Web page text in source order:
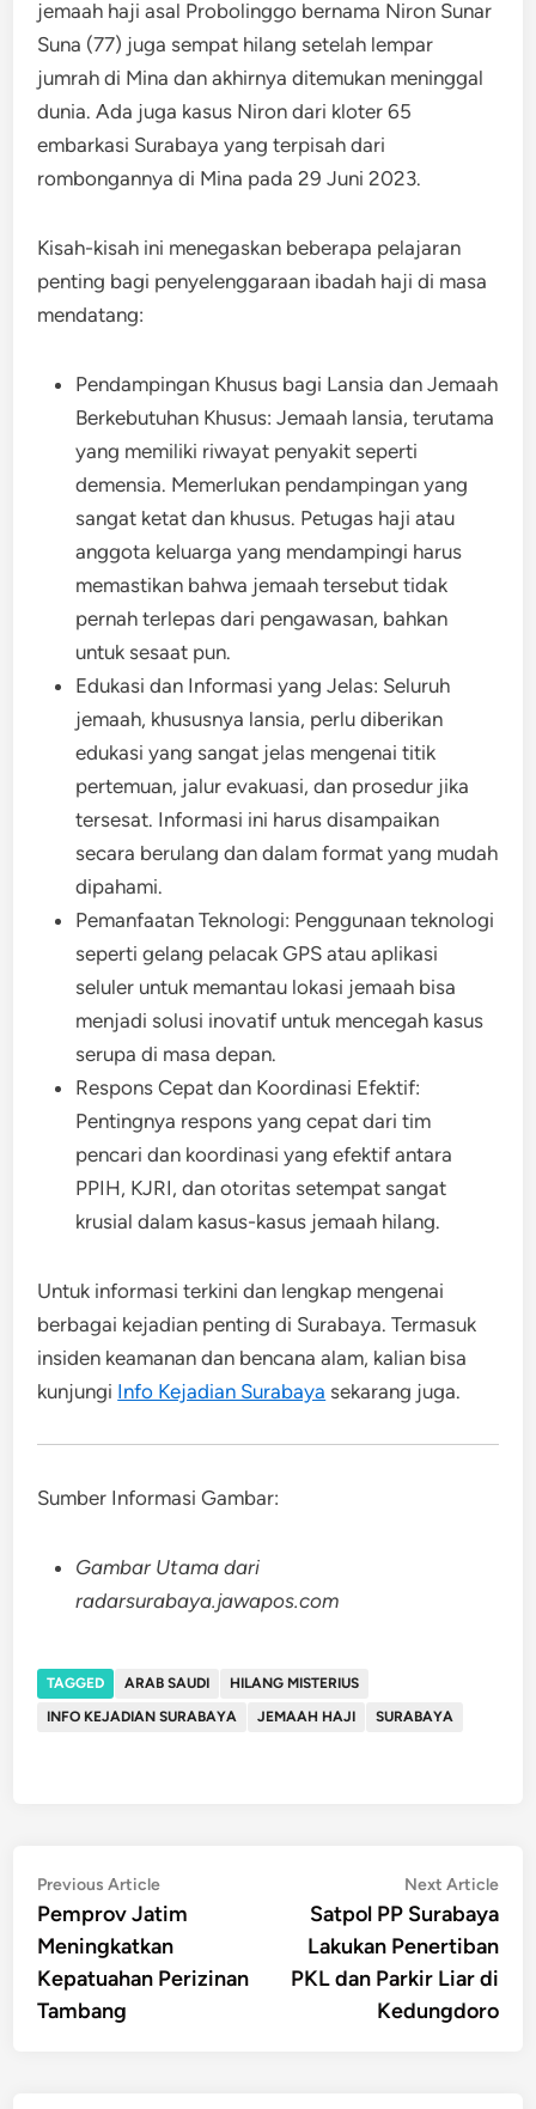
jemaah haji asal Probolinggo bernama Niron Sunar
Suna (77) juga sempat hilang setelah lempar
jumrah di Mina dan akhirnya ditemukan meninggal
dunia. Ada juga kasus Niron dari kloter 65
embarkasi Surabaya yang terpisah dari
rombongannya di Mina pada 29 Juni 2023.
Kisah-kisah ini menegaskan beberapa pelajaran
penting bagi penyelenggaraan ibadah haji di masa
mendatang:
Pendampingan Khusus bagi Lansia dan Jemaah
Berkebutuhan Khusus: Jemaah lansia, terutama
yang memiliki riwayat penyakit seperti
demensia. Memerlukan pendampingan yang
sangat ketat dan khusus. Petugas haji atau
anggota keluarga yang mendampingi harus
memastikan bahwa jemaah tersebut tidak
pernah terlepas dari pengawasan, bahkan
untuk sesaat pun.
Edukasi dan Informasi yang Jelas: Seluruh
jemaah, khususnya lansia, perlu diberikan
edukasi yang sangat jelas mengenai titik
pertemuan, jalur evakuasi, dan prosedur jika
tersesat. Informasi ini harus disampaikan
secara berulang dan dalam format yang mudah
dipahami.
Pemanfaatan Teknologi: Penggunaan teknologi
seperti gelang pelacak GPS atau aplikasi
seluler untuk memantau lokasi jemaah bisa
menjadi solusi inovatif untuk mencegah kasus
serupa di masa depan.
Respons Cepat dan Koordinasi Efektif:
Pentingnya respons yang cepat dari tim
pencari dan koordinasi yang efektif antara
PPIH, KJRI, dan otoritas setempat sangat
krusial dalam kasus-kasus jemaah hilang.
Untuk informasi terkini dan lengkap mengenai
berbagai kejadian penting di Surabaya. Termasuk
insiden keamanan dan bencana alam, kalian bisa
kunjungi Info Kejadian Surabaya sekarang juga.
Sumber Informasi Gambar:
Gambar Utama dari
radarsurabaya.jawapos.com
TAGGED ARAB SAUDI
HILANG MISTERIUS
INFO KEJADIAN SURABAYA
JEMAAH HAJI SURABAYA
Post
navigation
Previous ArticlePrevious
article:
Pemprov Jatim
Meningkatkan
Kepatuahan Perizinan
Tambang
Next Article
Satpol PP Surabaya
Lakukan Penertiban
PKL dan Parkir Liar di
Kedungdoro